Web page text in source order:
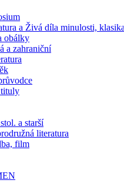
a Živá díla minulosti, klasika
obálky
a zahraniční
a starší
literatura
film